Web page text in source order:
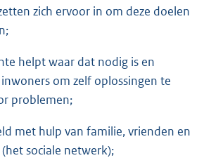
zich ervoor in om deze doelen
helpt waar dat nodig is en
om zelf oplossingen te
problemen;
met hulp van familie, vrienden en
sociale netwerk);